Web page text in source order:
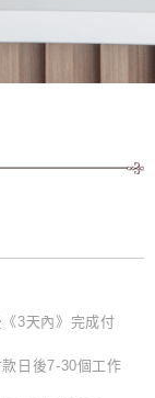
3天內》完成付
日後7-30個工作